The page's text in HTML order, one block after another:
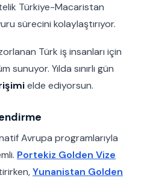
Türkiye-Macaristan
sürecini kolaylaştırıyor.
Türk iş insanları için
sunuyor. Yılda sınırlı gün
elde ediyorsun.
Avrupa programlarıyla
Portekiz Golden Vize
Yunanistan Golden